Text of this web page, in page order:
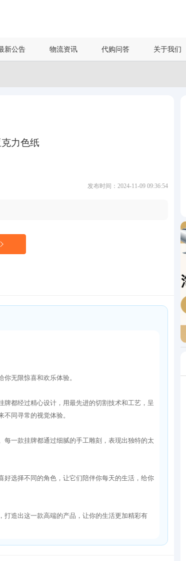
新公告 物流资讯 代购问答 关于我们
力色纸
发布时间：2024-11-09 09:36:54
无限惊喜和欢乐体验。
都经过精心设计，用最先进的切割技术和工艺，呈
同寻常的视觉体验。
每一款挂牌都通过细腻的手工雕刻，表现出独特的太
选择不同的角色，让它们陪伴你每天的生活，给你
造出这一款高端的产品，让你的生活更加精彩有